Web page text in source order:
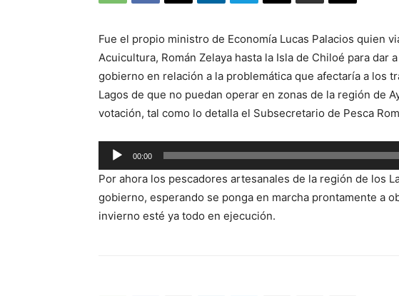
Fue el propio ministro de Economía Lucas Palacios quien
Acuicultura, Román Zelaya hasta la Isla de Chiloé para dar
gobierno en relación a la problemática que afectaría a los
Lagos de que no puedan operar en zonas de la región de
votación, tal como lo detalla el Subsecretario de Pesca
Reproductor
de
audio
00:00
Por ahora los pescadores artesanales de la región de los
gobierno, esperando se ponga en marcha prontamente a
invierno esté ya todo en ejecución.